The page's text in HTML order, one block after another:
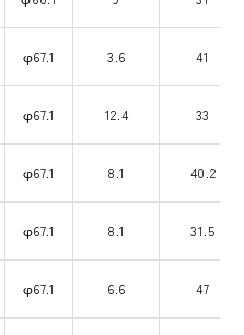
φ67.1 3.6 41
φ67.1 12.4 33
φ67.1 8.1 40.2
φ67.1 8.1 31.5
φ67.1 6.6 47